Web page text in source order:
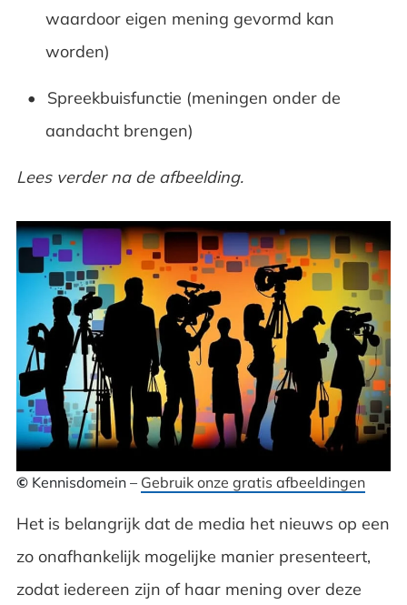
waardoor eigen mening gevormd kan
worden)
Spreekbuisfunctie (meningen onder de
aandacht brengen)
Lees verder na de afbeelding.
©Kennisdomein – Gebruik onze gratis afbeeldingen
Het is belangrijk dat de media het nieuws op een
zo onafhankelijk mogelijke manier presenteert,
zodat iedereen zijn of haar mening over deze